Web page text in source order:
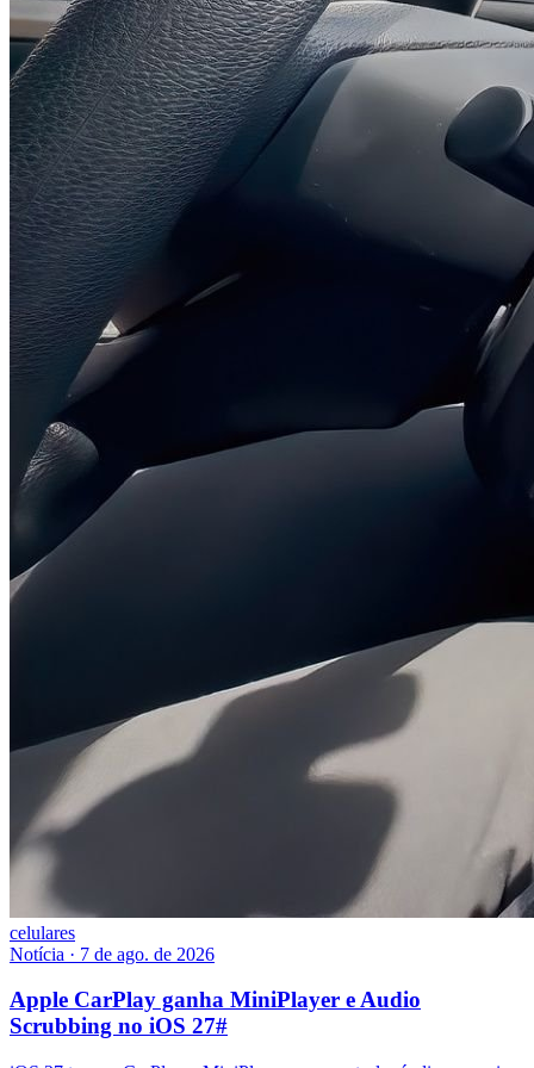
celulares
Notícia · 7 de ago. de 2026
Apple CarPlay ganha MiniPlayer e Audio
Scrubbing no iOS 27#